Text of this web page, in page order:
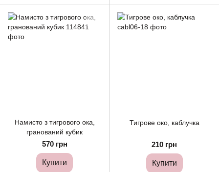
Намисто з тигрового ока,
гранований кубик
570 грн
Купити
Тигрове око, каблучка
210 грн
Купити